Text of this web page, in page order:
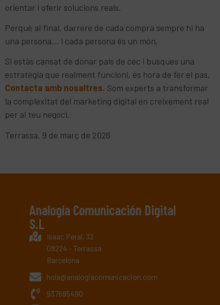
orientar i oferir solucions reals.
Perquè al final, darrere de cada compra sempre hi ha
una persona… i cada persona és un món.
Si estàs cansat de donar pals de cec i busques una
estratègia que realment funcioni, és hora de fer el pas.
Contacta amb nosaltres. Som experts a transformar
la complexitat del marketing digital en creixement real
per al teu negoci.
Terrassa, 9 de març de 2026
Analogía Comunicación Digital
S.L
Isaac Peral, 32
08224 - Terrassa
Barcelona
hola@analogiacomunicacion.com
937685490